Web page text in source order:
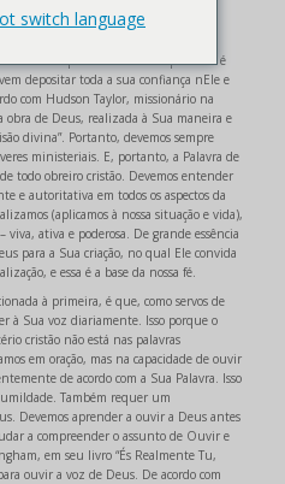
se em quatro verdades: a primeira é
depositar toda a sua confiança nEle e
com Hudson Taylor, missionário na
de Deus, realizada à Sua maneira e
divina”. Portanto, devemos sempre
ministeriais. E, portanto, a Palavra de
todo obreiro cristão. Devemos entender
e autoritativa em todos os aspectos da
(aplicamos à nossa situação e vida),
ativa e poderosa. De grande essência
para a Sua criação, no qual Ele convida
e essa é a base da nossa fé.
à primeira, é que, como servos de
à Sua voz diariamente. Isso porque o
cristão não está nas palavras
em oração, mas na capacidade de ouvir
de acordo com a Sua Palavra. Isso
Também requer um
Devemos aprender a ouvir a Deus antes
a compreender o assunto de Ouvir e
em seu livro “És Realmente Tu,
ouvir a voz de Deus. De acordo com
switch language